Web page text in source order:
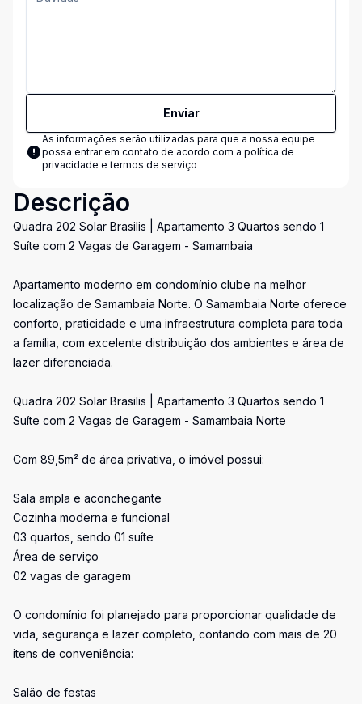
Enviar
As informações serão utilizadas para que a nossa equipe
possa entrar em contato de acordo com a política de
privacidade e termos de serviço
Descrição
Quadra 202 Solar Brasilis | Apartamento 3 Quartos sendo 1
Suíte com 2 Vagas de Garagem - Samambaia
Apartamento moderno em condomínio clube na melhor
localização de Samambaia Norte. O Samambaia Norte oferece
conforto, praticidade e uma infraestrutura completa para toda
a família, com excelente distribuição dos ambientes e área de
lazer diferenciada.
Quadra 202 Solar Brasilis | Apartamento 3 Quartos sendo 1
Suíte com 2 Vagas de Garagem - Samambaia Norte
Com 89,5m² de área privativa, o imóvel possui:
Sala ampla e aconchegante
Cozinha moderna e funcional
03 quartos, sendo 01 suíte
Área de serviço
02 vagas de garagem
O condomínio foi planejado para proporcionar qualidade de
vida, segurança e lazer completo, contando com mais de 20
itens de conveniência:
Salão de festas